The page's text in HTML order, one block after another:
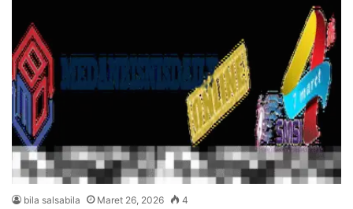
bila salsabila Maret 26, 2026 4